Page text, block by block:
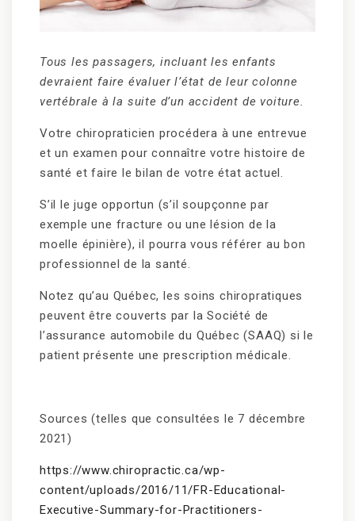
Tous les passagers, incluant les enfants
devraient faire évaluer l’état de leur colonne
vertébrale à la suite d’un accident de voiture.
Votre chiropraticien procédera à une entrevue
et un examen pour connaître votre histoire de
santé et faire le bilan de votre état actuel.
S’il le juge opportun (s’il soupçonne par
exemple une fracture ou une lésion de la
moelle épinière), il pourra vous référer au bon
professionnel de la santé.
Notez qu’au Québec, les soins chiropratiques
peuvent être couverts par la Société de
l’assurance automobile du Québec (SAAQ) si le
patient présente une prescription médicale.
Sources (telles que consultées le 7 décembre
2021)
https://www.chiropractic.ca/wp-
content/uploads/2016/11/FR-Educational-
Executive-Summary-for-Practitioners-